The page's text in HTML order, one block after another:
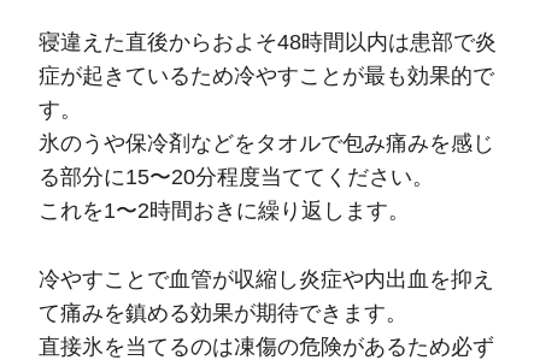
寝違えた直後からおよそ48時間以内は患部で炎
症が起きているため冷やすことが最も効果的で
す。
氷のうや保冷剤などをタオルで包み痛みを感じ
る部分に15〜20分程度当ててください。
これを1〜2時間おきに繰り返します。
冷やすことで血管が収縮し炎症や内出血を抑え
て痛みを鎮める効果が期待できます。
直接氷を当てるのは凍傷の危険があるため必ず